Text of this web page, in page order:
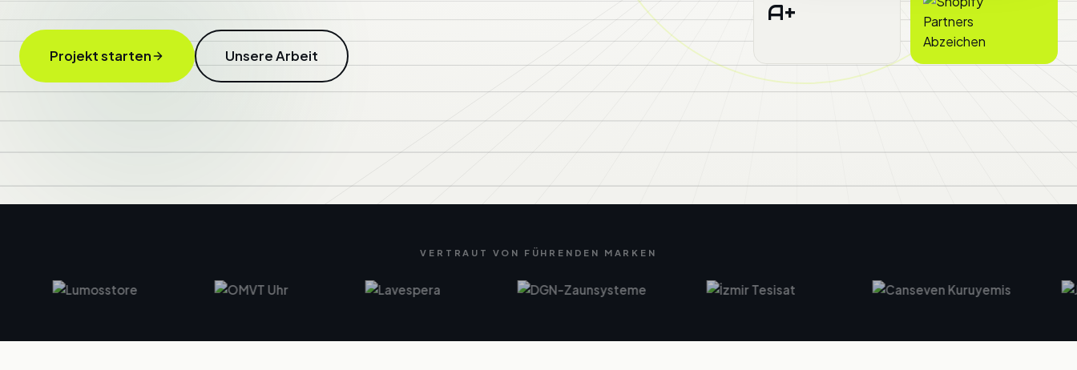
Projekt starten Unsere Arbeit
A+
VERTRAUT VON FÜHRENDEN MARKEN